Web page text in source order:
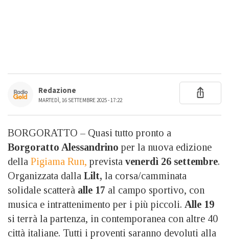
Redazione
MARTEDÌ, 16 SETTEMBRE 2025 - 17:22
BORGORATTO – Quasi tutto pronto a
Borgoratto Alessandrino per la nuova edizione
della Pigiama Run, prevista venerdì 26 settembre.
Organizzata dalla Lilt, la corsa/camminata
solidale scatterà alle 17 al campo sportivo, con
musica e intrattenimento per i più piccoli. Alle 19
si terrà la partenza, in contemporanea con altre 40
città italiane. Tutti i proventi saranno devoluti alla